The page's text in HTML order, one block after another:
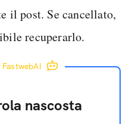
il post. Se cancellato,
recuperarlo.
FastwebAI
nascosta